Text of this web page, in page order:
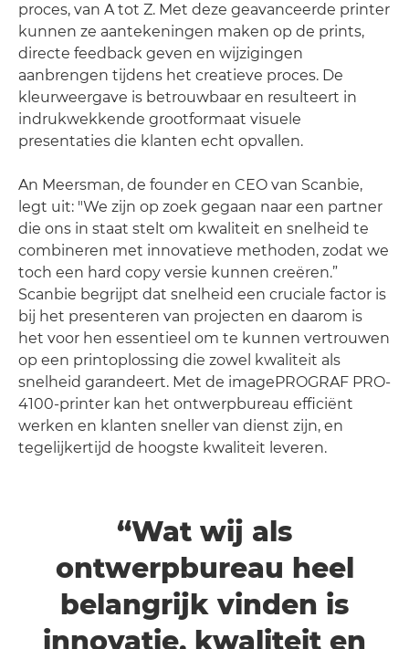
proces, van A tot Z. Met deze geavanceerde printer
kunnen ze aantekeningen maken op de prints,
directe feedback geven en wijzigingen
aanbrengen tijdens het creatieve proces. De
kleurweergave is betrouwbaar en resulteert in
indrukwekkende grootformaat visuele
presentaties die klanten echt opvallen.
An Meersman, de founder en CEO van Scanbie,
legt uit: "We zijn op zoek gegaan naar een partner
die ons in staat stelt om kwaliteit en snelheid te
combineren met innovatieve methoden, zodat we
toch een hard copy versie kunnen creëren.”
Scanbie begrijpt dat snelheid een cruciale factor is
bij het presenteren van projecten en daarom is
het voor hen essentieel om te kunnen vertrouwen
op een printoplossing die zowel kwaliteit als
snelheid garandeert. Met de imagePROGRAF PRO-
4100-printer kan het ontwerpbureau efficiënt
werken en klanten sneller van dienst zijn, en
tegelijkertijd de hoogste kwaliteit leveren.
“Wat wij als
ontwerpbureau heel
belangrijk vinden is
innovatie, kwaliteit en